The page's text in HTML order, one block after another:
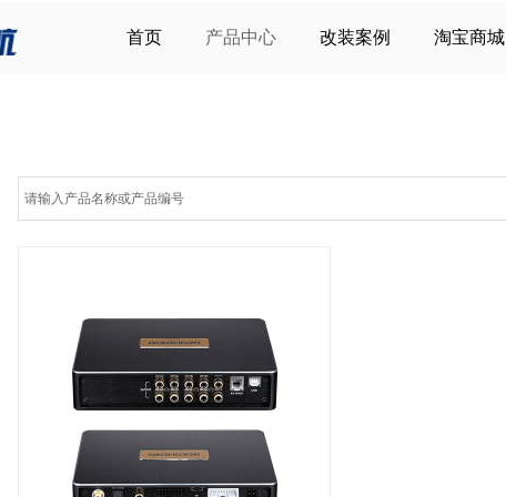
首页 产品中心 改装案例 淘宝商城